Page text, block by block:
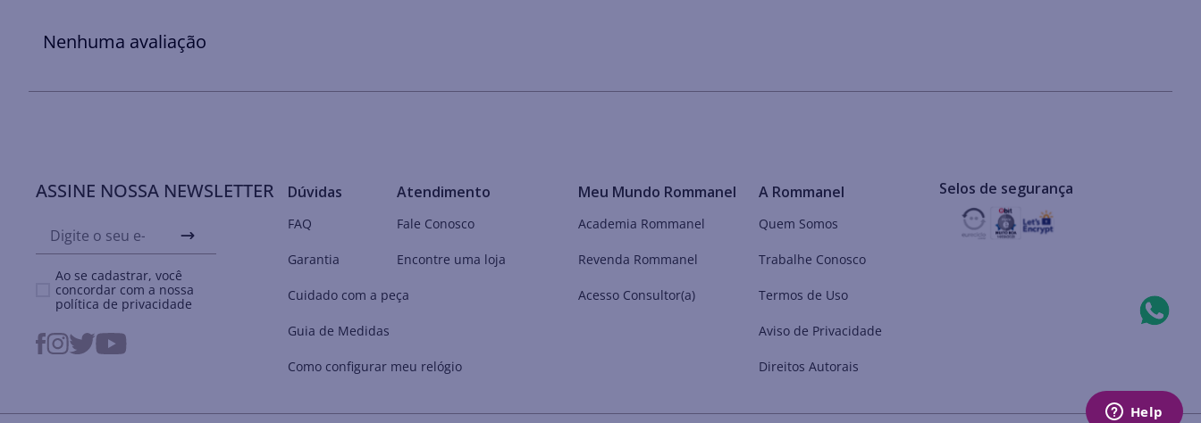
Nenhuma avaliação
ASSINE NOSSA NEWSLETTER
Ao se cadastrar, você
concordar com a nossa
política de privacidade
Dúvidas
FAQ
Garantia
Cuidado com a peça
Guia de Medidas
Como configurar meu relógio
Atendimento
Fale Conosco
Encontre uma loja
Meu Mundo Rommanel
Academia Rommanel
Revenda Rommanel
Acesso Consultor(a)
A Rommanel
Quem Somos
Trabalhe Conosco
Termos de Uso
Aviso de Privacidade
Direitos Autorais
Selos de segurança